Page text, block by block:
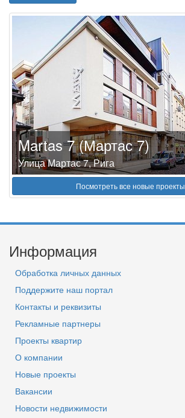
Martas 7 (Мартас 7)
Улица Мартас 7, Рига
Посмотреть все новые проекты
Информация
Обработка личных данных
Поддержите наш портал
Контакты и реквизиты
Рекламные партнеры
Проекты квартир
О компании
Новые проекты
Вакансии
Новости недвижимости